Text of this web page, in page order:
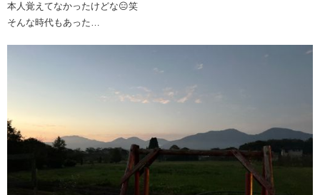
本人覚えてなかったけどな😑笑
そんな時代もあった…